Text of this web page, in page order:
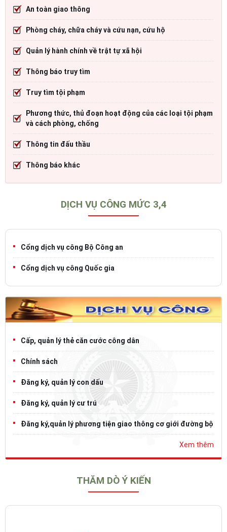
An toàn giao thông
Phòng cháy, chữa cháy và cứu nạn, cứu hộ
Quản lý hành chính về trật tự xã hội
Thông báo truy tìm
Truy tìm tội phạm
Phương thức, thủ đoạn hoạt động của các loại tội phạm
và cách phòng, chống
Thông tin đấu thầu
Thông báo khác
DỊCH VỤ CÔNG MỨC 3,4
Cổng dịch vụ công Bộ Công an
Cổng dịch vụ công Quốc gia
Cấp, quản lý thẻ căn cước công dân
Chính sách
Đăng ký, quản lý con dấu
Đăng ký, quản lý cư trú
Đăng ký,quản lý phương tiện giao thông cơ giới đường bộ
Xem thêm
THĂM DÒ Ý KIẾN